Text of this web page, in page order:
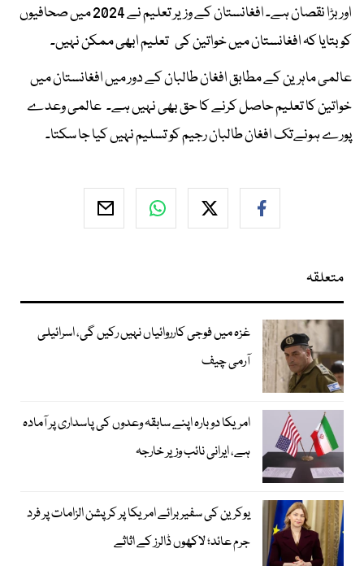
اور بڑا نقصان ہے۔ افغانستان کے وزیر تعلیم نے 2024 میں صحافیوں
کو بتایا کہ افغانستان میں خواتین کی تعلیم ابھی ممکن نہیں۔
عالمی ماہرین کے مطابق افغان طالبان کے دور میں افغانستان میں
خواتین کا تعلیم حاصل کرنے کا حق بھی نہیں ہے۔ عالمی وعدے
پورے ہونےتک افغان طالبان رجیم کو تسلیم نہیں کیا جا سکتا۔
متعلقہ
غزہ میں فوجی کارروائیاں نہیں رکیں گی، اسرائیلی
آرمی چیف
امریکا دوبارہ اپنے سابقہ وعدوں کی پاسداری پر آمادہ
ہے، ایرانی نائب وزیر خارجہ
یوکرین کی سفیر برائے امریکا پر کرپشن الزامات پر فرد
جرم عائد؛ لاکھوں ڈالرز کے اثاثے